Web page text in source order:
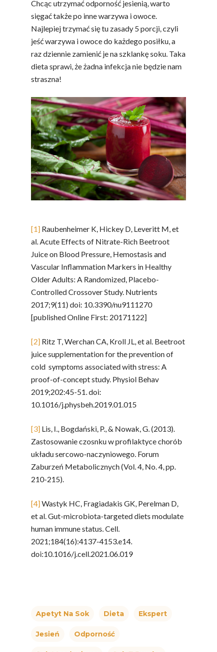
Chcąc utrzymać odporność jesienią, warto
sięgać także po inne warzywa i owoce.
Najlepiej trzymać się tu zasady 5 porcji, czyli
jeść warzywa i owoce do każdego posiłku, a
raz dziennie zamienić je na szklankę soku. Taka
dieta sprawi, że żadna infekcja nie będzie nam
straszna!
[1] Raubenheimer K, Hickey D, Leveritt M, et
al. Acute Effects of Nitrate-Rich Beetroot
Juice on Blood Pressure, Hemostasis and
Vascular Inflammation Markers in Healthy
Older Adults: A Randomized, Placebo-
Controlled Crossover Study. Nutrients
2017;9(11) doi: 10.3390/nu9111270
[published Online First: 20171122]
[2] Ritz T, Werchan CA, Kroll JL, et al. Beetroot
juice supplementation for the prevention of
cold symptoms associated with stress: A
proof-of-concept study. Physiol Behav
2019;202:45-51. doi:
10.1016/j.physbeh.2019.01.015
[3] Lis, I., Bogdański, P., & Nowak, G. (2013).
Zastosowanie czosnku w profilaktyce chorób
układu sercowo-naczyniowego. Forum
Zaburzeń Metabolicznych (Vol. 4, No. 4, pp.
210-215).
[4]Wastyk HC, Fragiadakis GK, Perelman D,
et al. Gut-microbiota-targeted diets modulate
human immune status. Cell.
2021;184(16):4137-4153.e14.
doi:10.1016/j.cell.2021.06.019
Apetyt Na Sok Dieta Ekspert
Jesień Odporność